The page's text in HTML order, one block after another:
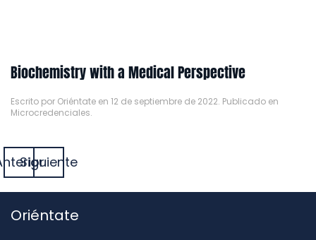
Biochemistry with a Medical Perspective
Escrito por Oriéntate en 12 de septiembre de 2022. Publicado en
Microcredenciales.
Siguiente
Oriéntate